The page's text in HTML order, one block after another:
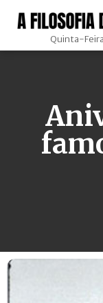
Quinta-